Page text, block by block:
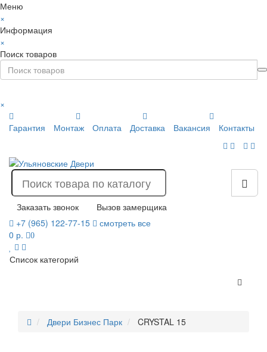
Меню
×
Информация
×
Поиск товаров
×
Гарантия
Монтаж Оплата Доставка Вакансия Контакты
Заказать звонок
Вызов замерщика
+7 (965) 122-77-15
смотреть все
0 р.
0
Список категорий
Двери Бизнес Парк CRYSTAL 15